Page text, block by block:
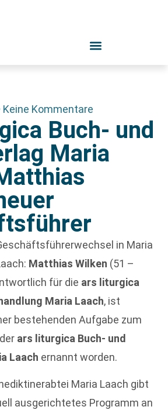
Keine Kommentare
Buch- und
Maria
in Maria
Matthias Wilken (51 –
für die ars liturgica
Maria Laach, ist
bestehenden Aufgabe zum
ars liturgica Buch- und
Laach ernannt worden.
Maria Laach gibt
ausgerichtetes Programm an